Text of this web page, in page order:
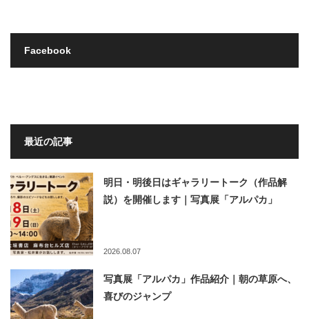
Facebook
最近の記事
明日・明後日はギャラリートーク（作品解
説）を開催します｜写真展「アルパカ」
2026.08.07
写真展「アルパカ」作品紹介｜朝の草原へ、
喜びのジャンプ